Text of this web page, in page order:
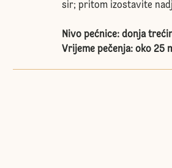
sir; pritom izostavite
Nivo pećnice: donja
Vrijeme pečenja: oko 25